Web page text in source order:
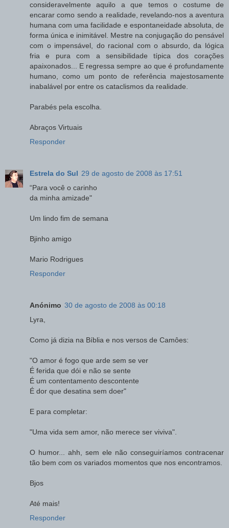
consideravelmente aquilo a que temos o costume de
encarar como sendo a realidade, revelando-nos a aventura
humana com uma facilidade e espontaneidade absoluta, de
forma única e inimitável. Mestre na conjugação do pensável
com o impensável, do racional com o absurdo, da lógica
fria e pura com a sensibilidade típica dos corações
apaixonados... E regressa sempre ao que é profundamente
humano, como um ponto de referência majestosamente
inabalável por entre os cataclismos da realidade.
Parabés pela escolha.
Abraços Virtuais
Responder
Estrela do Sul 29 de agosto de 2008 às 17:51
“Para você o carinho
da minha amizade"
Um lindo fim de semana
Bjinho amigo
Mario Rodrigues
Responder
Anónimo 30 de agosto de 2008 às 00:18
Lyra,
Como já dizia na Bíblia e nos versos de Camôes:
"O amor é fogo que arde sem se ver
É ferida que dói e não se sente
É um contentamento descontente
É dor que desatina sem doer"
E para completar:
"Uma vida sem amor, não merece ser viviva".
O humor... ahh, sem ele não conseguiríamos contracenar
tão bem com os variados momentos que nos encontramos.
Bjos
Até mais!
Responder